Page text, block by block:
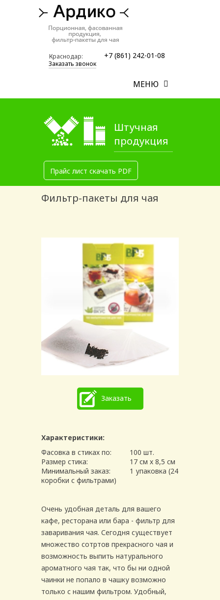
Краснодар: +7 (861) 242-01-08
Заказать звонок
МЕНЮ
Прайс лист скачать PDF
Штучная
продукция
Фильтр-пакеты для чая
Заказать
Характеристики:
Фасовка в стиках по:
100 шт.
Размер стика:
17 см х 8,5 см
Минимальный заказ:
1 упаковка (24
коробки с фильтрами)
Очень удобная деталь для вашего
кафе, ресторана или бара - фильтр для
заваривания чая. Сегодня существует
множество сотртов прекрасного чая и
возможность выпить натурального
ароматного чая так, что бы ни одной
чаинки не попало в чашку возможно
только с нашим фильтром. Удобный,